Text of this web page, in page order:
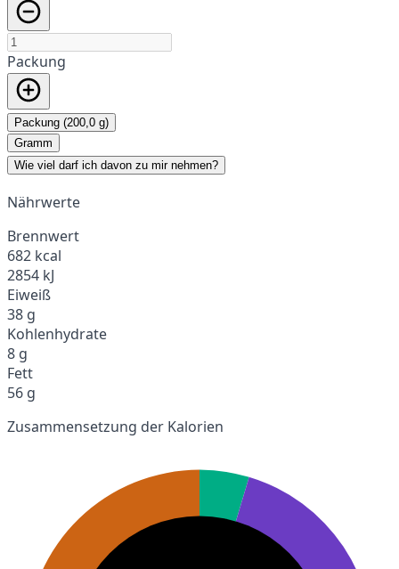
Packung
Packung (200,0 g)
Gramm
Wie viel darf ich davon zu mir nehmen?
Nährwerte
Brennwert
682 kcal
2854 kJ
Eiweiß
38 g
Kohlenhydrate
8 g
Fett
56 g
Zusammensetzung der Kalorien